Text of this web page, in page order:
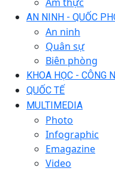
AN NINH - QUỐC
An ninh
Quân sự
Biên phòng
KHOA HỌC - CÔNG
QUỐC TẾ
MULTIMEDIA
Photo
Infographic
Emagazine
Video